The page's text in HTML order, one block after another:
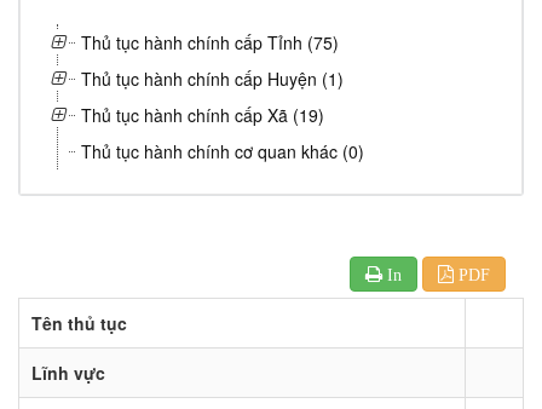
Thủ tục hành chính cấp Tỉnh (75)
Thủ tục hành chính cấp Huyện (1)
Thủ tục hành chính cấp Xã (19)
Thủ tục hành chính cơ quan khác (0)
In PDF
Tên thủ tục
Lĩnh vực